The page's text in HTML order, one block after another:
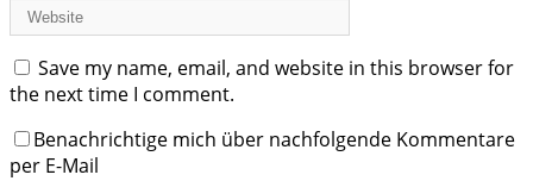
Save my name, email, and website in this browser for
the next time I comment.
Benachrichtige mich über nachfolgende Kommentare
per E-Mail